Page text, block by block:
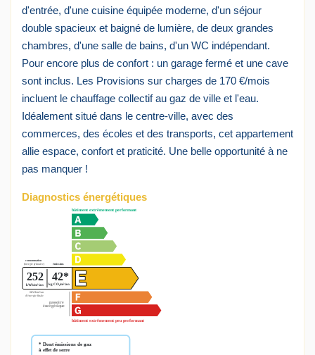
d'entrée, d'une cuisine équipée moderne, d'un séjour
double spacieux et baigné de lumière, de deux grandes
chambres, d'une salle de bains, d'un WC indépendant.
Pour encore plus de confort : un garage fermé et une cave
sont inclus. Les Provisions sur charges de 170 €/mois
incluent le chauffage collectif au gaz de ville et l'eau.
Idéalement situé dans le centre-ville, avec des
commerces, des écoles et des transports, cet appartement
allie espace, confort et praticité. Une belle opportunité à ne
pas manquer !
Diagnostics énergétiques